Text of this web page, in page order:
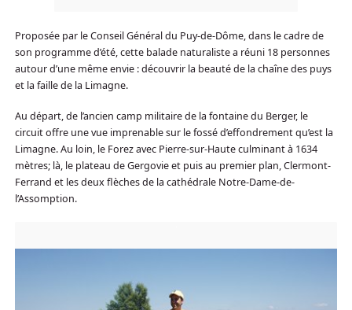
Proposée par le Conseil Général du Puy-de-Dôme, dans le cadre de
son programme d’été, cette balade naturaliste a réuni 18 personnes
autour d’une même envie : découvrir la beauté de la chaîne des puys
et la faille de la Limagne.
Au départ, de l’ancien camp militaire de la fontaine du Berger, le
circuit offre une vue imprenable sur le fossé d’effondrement qu’est la
Limagne. Au loin, le Forez avec Pierre-sur-Haute culminant à 1634
mètres; là, le plateau de Gergovie et puis au premier plan, Clermont-
Ferrand et les deux flèches de la cathédrale Notre-Dame-de-
l’Assomption.